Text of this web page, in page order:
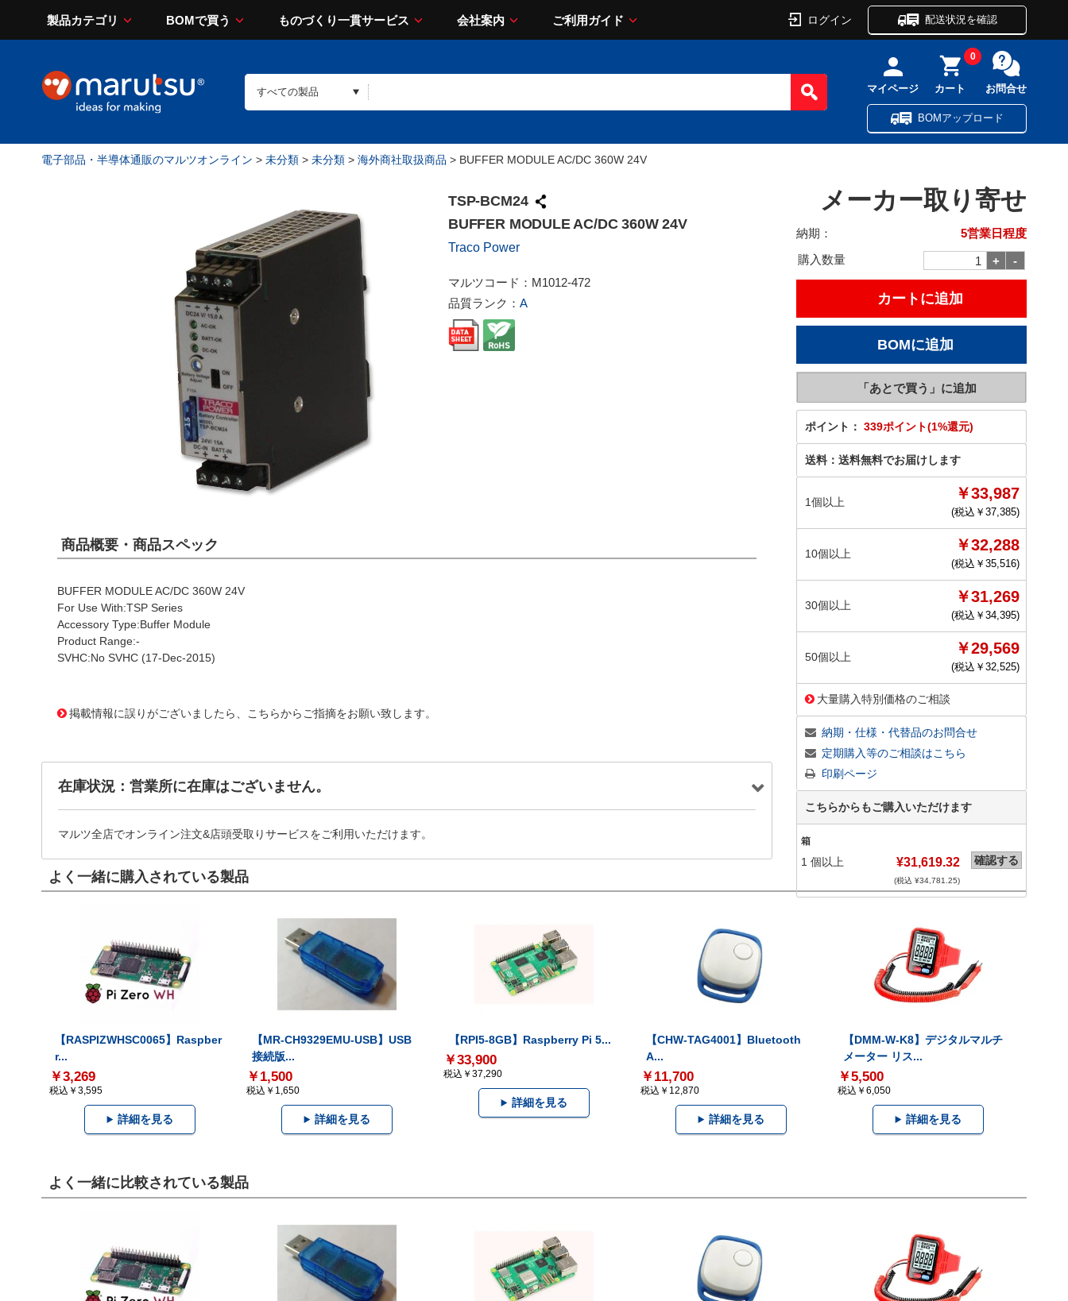
製品カテゴリ BOMで買う ものづくり一貫サービス 会社案内 ご利用ガイド ログイン 配送状況を確認
マイページ カート
0
お問合せ
BOMアップロード
電子部品・半導体通販のマルツオンライン > 未分類 > 未分類 > 海外商社取扱商品 > BUFFER MODULE AC/DC 360W 24V
TSP-BCM24
BUFFER MODULE AC/DC 360W 24V
Traco Power
マルツコード： M1012-472
品質ランク： A
メーカー取り寄せ
納期：
5営業日程度
購入数量
ポイント： 339ポイント(1%還元)
送料： 送料無料でお届けします
1個以上 ￥33,987
(税込￥ 37,385)
10個以上 ￥32,288
(税込￥ 35,516)
30個以上 ￥31,269
(税込￥ 34,395)
50個以上 ￥29,569
(税込￥ 32,525)
大量購入特別価格のご相談
納期・仕様・代替品のお問合せ
定期購入等のご相談はこちら
印刷ページ
こちらからもご購入いただけます
箱
1 個以上 ¥31,619.32
(税込 ¥34,781.25)
確認する
商品概要・商品スペック
BUFFER MODULE AC/DC 360W 24V
For Use With:TSP Series
Accessory Type:Buffer Module
Product Range:-
SVHC:No SVHC (17-Dec-2015)
掲載情報に誤りがございましたら、こちらからご指摘をお願い致します。
在庫状況：営業所に在庫はございません。
マルツ全店でオンライン注文&店頭受取りサービスをご利用いただけます。
よく一緒に購入されている製品
【RASPIZWHSC0065】Raspber
r...
￥3,269
税込￥3,595
詳細を見る
【MR-CH9329EMU-USB】USB
接続版...
￥1,500
税込￥1,650
詳細を見る
【RPI5-8GB】Raspberry Pi 5...
￥33,900
税込￥37,290
詳細を見る
【CHW-TAG4001】Bluetooth
A...
￥11,700
税込￥12,870
詳細を見る
【DMM-W-K8】デジタルマルチ
メーター リス...
￥5,500
税込￥6,050
詳細を見る
よく一緒に比較されている製品